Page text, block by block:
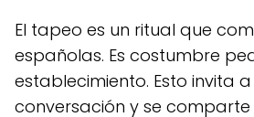
El tapeo es un ritual que
españolas. Es costumbre
establecimiento. Esto invita
conversación y se